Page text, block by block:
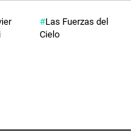
Las Fuerzas del
Cielo